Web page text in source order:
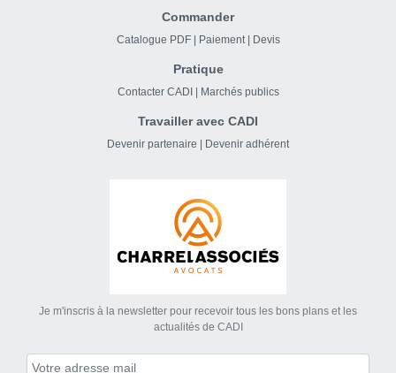
Commander
Catalogue PDF | Paiement | Devis
Pratique
Contacter CADI | Marchés publics
Travailler avec CADI
Devenir partenaire | Devenir adhérent
Je m'inscris à la newsletter pour recevoir tous les bons plans et les
actualités de CADI